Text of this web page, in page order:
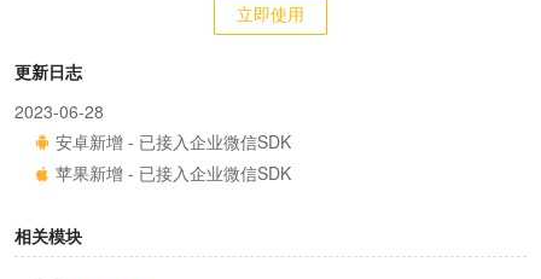
立即使用
更新日志
2023-06-28
安卓新增 - 已接入企业微信SDK
苹果新增 - 已接入企业微信SDK
相关模块